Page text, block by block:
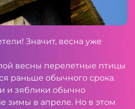
Значит, весна уже
весны перелетные птицы
раньше обычного срока.
и зяблики обычно
зимы в апреле. Но в этом